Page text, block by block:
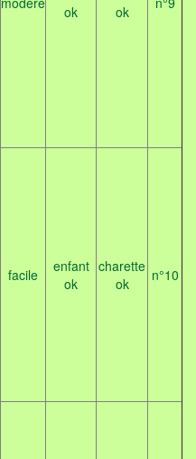
ok
ok
facile
enfant
ok
charette
ok
n°10